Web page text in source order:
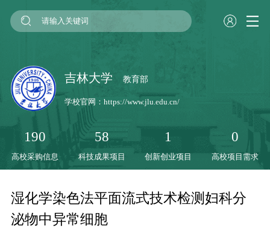
吉林大学 教育部
学校官网： https://www.jlu.edu.cn/
190
高校采购信息
58
科技成果项目
1
创新创业项目
0
高校项目需求
湿化学染色法平面流式技术检测妇科分
泌物中异常细胞